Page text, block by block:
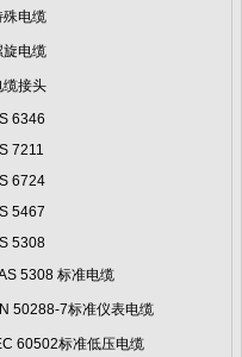
殊电缆
旋电缆
缆接头
6346
7211
6724
5467
5308
5308 标准电缆
50288-7标准仪表电缆
60502标准低压电缆